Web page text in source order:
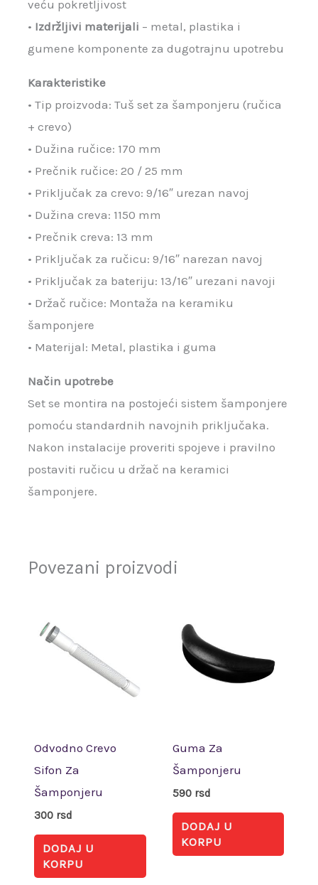
veću pokretljivost
• Izdržljivi materijali – metal, plastika i
gumene komponente za dugotrajnu upotrebu
Karakteristike
• Tip proizvoda: Tuš set za šamponjeru (ručica
+ crevo)
• Dužina ručice: 170 mm
• Prečnik ručice: 20 / 25 mm
• Priključak za crevo: 9/16″ urezan navoj
• Dužina creva: 1150 mm
• Prečnik creva: 13 mm
• Priključak za ručicu: 9/16″ narezan navoj
• Priključak za bateriju: 13/16″ urezani navoji
• Držač ručice: Montaža na keramiku
šamponjere
• Materijal: Metal, plastika i guma
Način upotrebe
Set se montira na postojeći sistem šamponjere
pomoću standardnih navojnih priključaka.
Nakon instalacije proveriti spojeve i pravilno
postaviti ručicu u držač na keramici
šamponjere.
Povezani proizvodi
Odvodno Crevo
Sifon Za
Šamponjeru
300 rsd
DODAJ U
KORPU
Guma Za
Šamponjeru
590 rsd
DODAJ U
KORPU